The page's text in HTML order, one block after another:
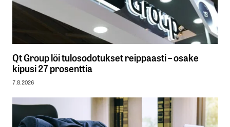
Qt Group löi tulosodotukset reippaasti – osake
kipusi 27 prosenttia
7.8.2026